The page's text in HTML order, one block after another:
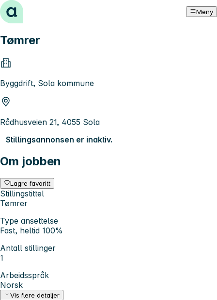
Hopp til innhold Meny
Tømrer
Byggdrift, Sola kommune
Rådhusveien 21, 4055 Sola
Stillingsannonsen er inaktiv.
Om jobben
Lagre favoritt
Stillingstittel
Tømrer
Type ansettelse
Fast, heltid 100%
Antall stillinger
1
Arbeidsspråk
Norsk
Vis flere detaljer